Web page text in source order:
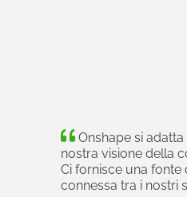
Onshape si
nostra visione della
Ci fornisce una fonte
connessa tra i nostri